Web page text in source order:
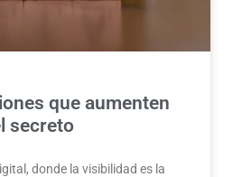
que aumenten
secreto
donde la visibilidad es la